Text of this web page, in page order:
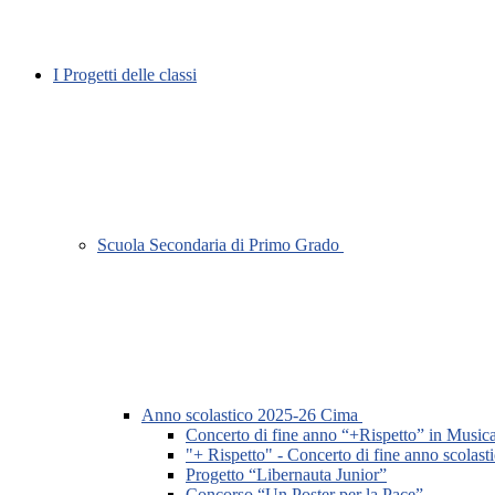
I Progetti delle classi
Scuola Secondaria di Primo Grado
Anno scolastico 2025-26 Cima
Concerto di fine anno “+Rispetto” in Musica
"+ Rispetto" - Concerto di fine anno
Progetto “Libernauta Junior”